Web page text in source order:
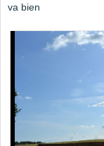
va bien